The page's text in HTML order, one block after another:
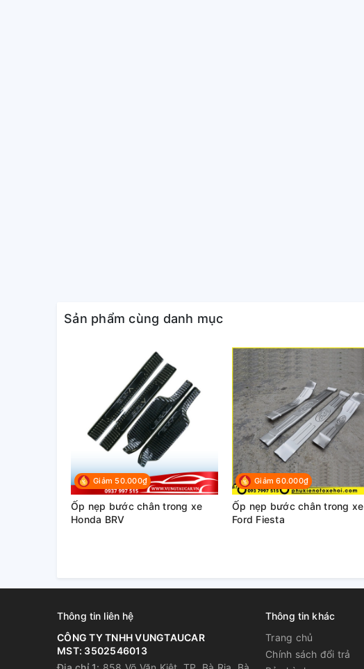
Sản phẩm cùng danh mục
Giảm 50.000₫
Ốp nẹp bước chân trong xe
Honda BRV
Giảm 60.000₫
Ốp nẹp bước chân trong xe
Ford Fiesta
Thông tin liên hệ
CÔNG TY TNHH VUNGTAUCAR
MST: 3502546013
Thông tin khác
Trang chủ
Chính sách đổi trả